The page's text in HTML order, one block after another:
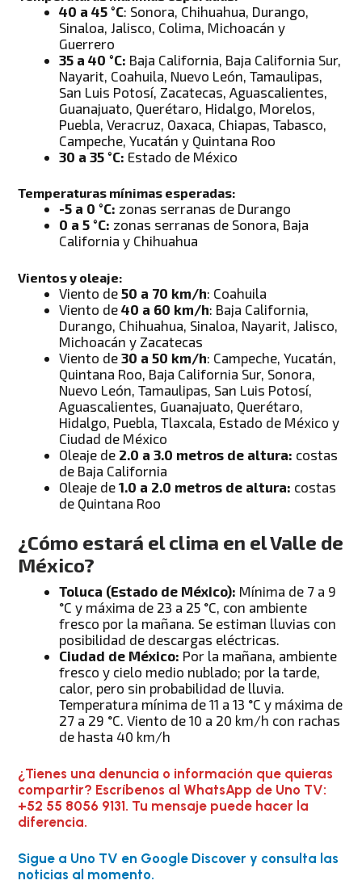
40 a 45 °C: Sonora, Chihuahua, Durango,
Sinaloa, Jalisco, Colima, Michoacán y
Guerrero
35 a 40 °C: Baja California, Baja California Sur,
Nayarit, Coahuila, Nuevo León, Tamaulipas,
San Luis Potosí, Zacatecas, Aguascalientes,
Guanajuato, Querétaro, Hidalgo, Morelos,
Puebla, Veracruz, Oaxaca, Chiapas, Tabasco,
Campeche, Yucatán y Quintana Roo
30 a 35 °C: Estado de México
Temperaturas mínimas esperadas:
-5 a 0 °C: zonas serranas de Durango
0 a 5 °C: zonas serranas de Sonora, Baja
California y Chihuahua
Vientos y oleaje:
Viento de 50 a 70 km/h: Coahuila
Viento de 40 a 60 km/h: Baja California,
Durango, Chihuahua, Sinaloa, Nayarit, Jalisco,
Michoacán y Zacatecas
Viento de30 a 50 km/h: Campeche, Yucatán,
Quintana Roo, Baja California Sur, Sonora,
Nuevo León, Tamaulipas, San Luis Potosí,
Aguascalientes, Guanajuato, Querétaro,
Hidalgo, Puebla, Tlaxcala, Estado de México y
Ciudad de México
Oleaje de 2.0 a 3.0 metros de altura: costas
de Baja California
Oleaje de1.0 a 2.0 metros de altura: costas
de Quintana Roo
¿Cómo estará el clima en el Valle de
México?
Toluca (Estado de México): Mínima de 7 a 9
°C y máxima de 23 a 25 °C, con ambiente
fresco por la mañana. Se estiman lluvias con
posibilidad de descargas eléctricas.
Ciudad de México: Por la mañana, ambiente
fresco y cielo medio nublado; por la tarde,
calor, pero sin probabilidad de lluvia.
Temperatura mínima de 11 a 13 °C y máxima de
27 a 29 °C. Viento de 10 a 20 km/h con rachas
de hasta 40 km/h
¿Tienes una denuncia o información que quieras
compartir? Escríbenos al WhatsApp de Uno TV:
+52 55 8056 9131. Tu mensaje puede hacer la
diferencia.
Sigue a Uno TV en Google Discover y consulta las
noticias al momento.